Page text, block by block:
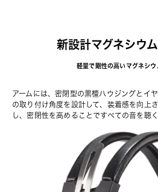
新設計マグネシウ
軽量で剛性の高いマグネシウ
アームには、密閉型の黒檀ハウジングとイ
の取り付け角度を設計して、装着感を向上
し、密閉性を高めることですべての音を聴